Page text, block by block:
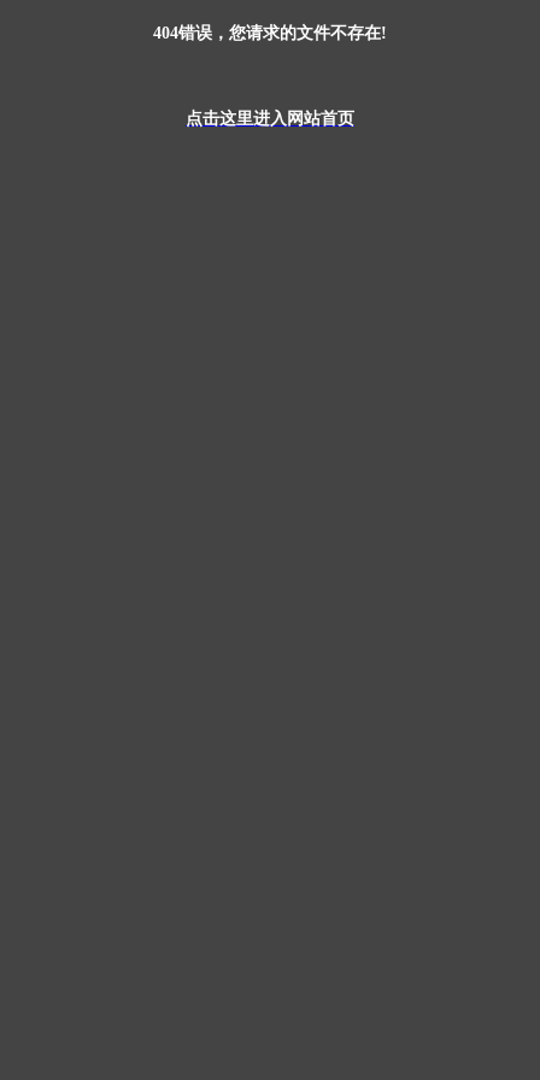
404错误，您请求的文件不存在!
点击这里进入网站首页